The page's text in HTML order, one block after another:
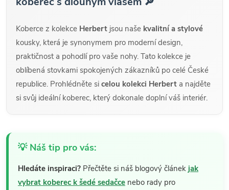
Koberce z kolekce Herbert jsou naše kvalitní a stylové
kousky, která je synonymem pro moderní design,
praktičnost a pohodlí pro vaše nohy. Tato kolekce je
oblíbená stovkami spokojených zákazníků po celé České
republice. Prohlédněte si celou kolekci Herbert a najděte
si svůj ideální koberec, který dokonale doplní váš interiér.
💡 Náš tip pro vás:
Hledáte inspiraci? Přečtěte si náš blogový článek jak
vybrat koberec k šedé sedačce nebo rady pro